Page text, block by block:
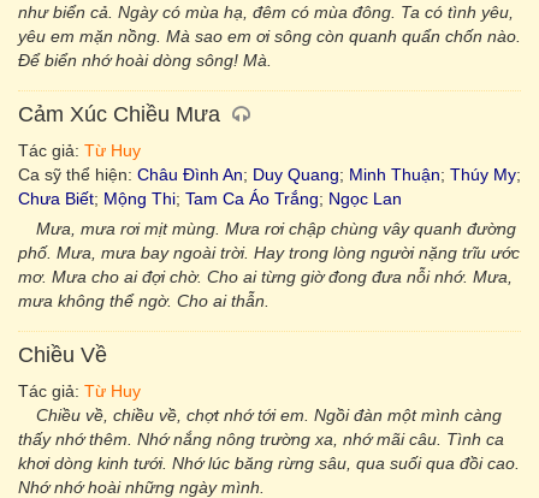
như biển cả. Ngày có mùa hạ, đêm có mùa đông. Ta có tình yêu,
yêu em mặn nồng. Mà sao em ơi sông còn quanh quẩn chốn nào.
Để biển nhớ hoài dòng sông! Mà.
Cảm Xúc Chiều Mưa
Tác giả: Từ Huy
Ca sỹ thể hiện: Châu Đình An; Duy Quang; Minh Thuận; Thúy My;
Chưa Biết; Mộng Thi; Tam Ca Áo Trắng; Ngọc Lan
Mưa, mưa rơi mịt mùng. Mưa rơi chập chùng vây quanh đường
phố. Mưa, mưa bay ngoài trời. Hay trong lòng người nặng trĩu ước
mơ. Mưa cho ai đợi chờ. Cho ai từng giờ đong đưa nỗi nhớ. Mưa,
mưa không thể ngờ. Cho ai thẫn.
Chiều Về
Tác giả: Từ Huy
Chiều về, chiều về, chợt nhớ tới em. Ngồi đàn một mình càng
thấy nhớ thêm. Nhớ nắng nông trường xa, nhớ mãi câu. Tình ca
khơi dòng kinh tưới. Nhớ lúc băng rừng sâu, qua suối qua đồi cao.
Nhớ nhớ hoài những ngày mình.